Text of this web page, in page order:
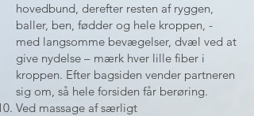
hovedbund, derefter resten af ryggen,
baller, ben, fødder og hele kroppen, -
med langsomme bevægelser, dvæl ved at
give nydelse – mærk hver lille fiber i
kroppen. Efter bagsiden vender partneren
sig om, så hele forsiden får berøring.
Ved massage af særligt